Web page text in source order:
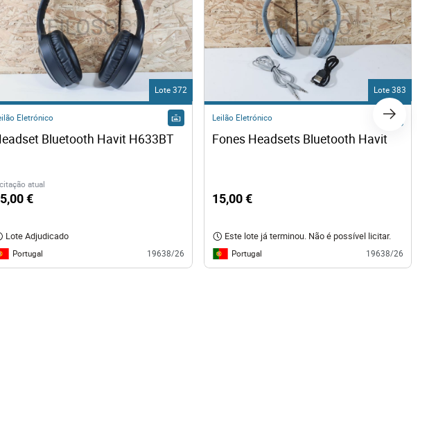
Lote 372
Eletrónico
Bluetooth Havit H633BT
atual
€
Lote Adjudicado
Portugal 19638/26
Lote 383
Leilão Eletrónico
Fones Headsets Bluetooth Havit
15,00 €
Este lote já terminou. Não é possível licitar.
Portugal 19638/26